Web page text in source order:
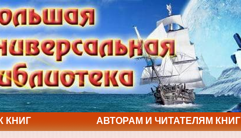
КНИГ АВТОРАМ И ЧИТАТЕЛЯМ КНИГ